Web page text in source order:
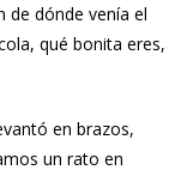
de dónde venía el
qué bonita eres,
en brazos,
un rato en